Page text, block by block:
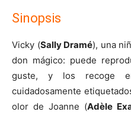
Sinopsis
Vicky (Sally Dramé), una
don mágico: puede
guste, y los recoge
cuidadosamente
olor de Joanne (Adèle